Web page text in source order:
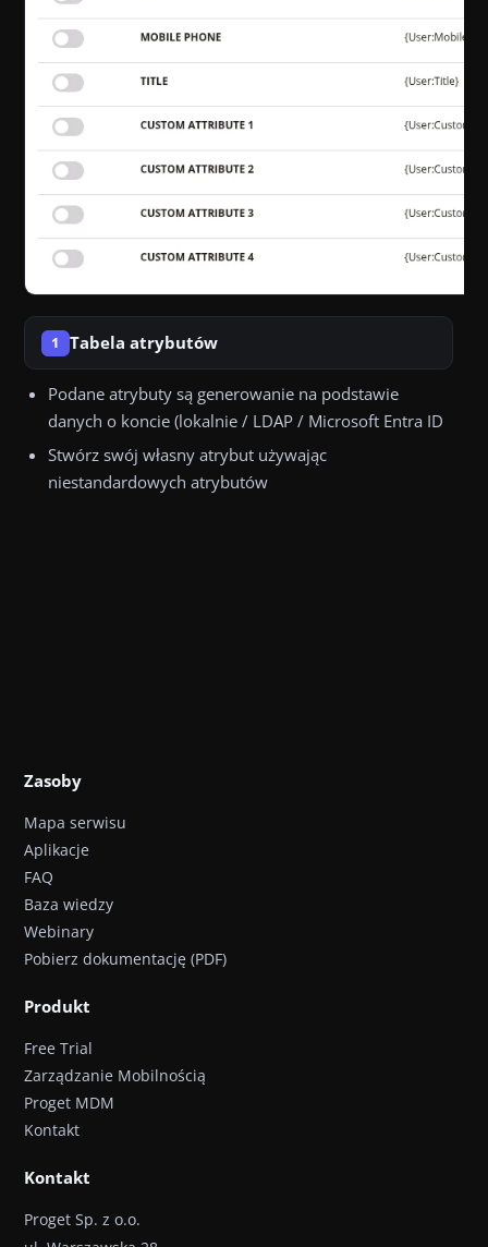
1 Tabela atrybutów
Podane atrybuty są generowanie na podstawie
danych o koncie (lokalnie / LDAP / Microsoft Entra ID
Stwórz swój własny atrybut używając
niestandardowych atrybutów
Zasoby
Mapa serwisu
Aplikacje
FAQ
Baza wiedzy
Webinary
Pobierz dokumentację (PDF)
Produkt
Free Trial
Zarządzanie Mobilnością
Proget MDM
Kontakt
Kontakt
Proget Sp. z o.o.